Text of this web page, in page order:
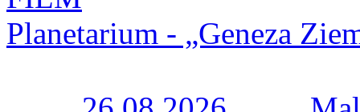
Planetarium - „Geneza